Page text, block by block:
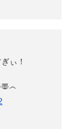
ぃ！
〠෴